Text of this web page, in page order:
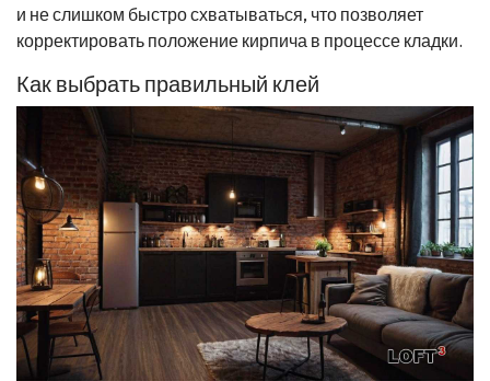
и не слишком быстро схватываться, что позволяет
корректировать положение кирпича в процессе кладки.
Как выбрать правильный клей